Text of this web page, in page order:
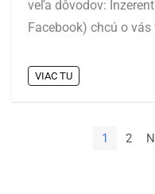
veľa dôvodov:
Facebook) chcú o vás
VIAC TU
1 2